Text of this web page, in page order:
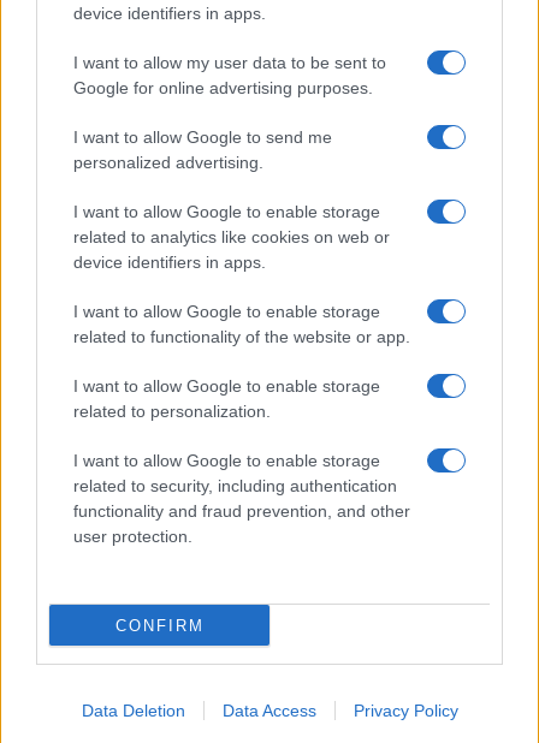
device identifiers in apps.
I want to allow my user data to be sent to
Google for online advertising purposes.
I want to allow Google to send me
personalized advertising.
I want to allow Google to enable storage
related to analytics like cookies on web or
device identifiers in apps.
I want to allow Google to enable storage
related to functionality of the website or app.
I want to allow Google to enable storage
related to personalization.
I want to allow Google to enable storage
related to security, including authentication
functionality and fraud prevention, and other
user protection.
CONFIRM
Data Deletion Data Access Privacy Policy